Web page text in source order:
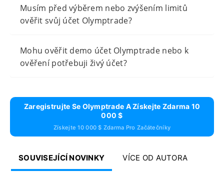
Musím před výběrem nebo zvýšením limitů
ověřit svůj účet Olymptrade?
Mohu ověřit demo účet Olymptrade nebo k
ověření potřebuji živý účet?
Zaregistrujte Se Olymptrade A Získejte Zdarma 10
000 $
Získejte 10 000 $ Zdarma Pro Začátečníky
SOUVISEJÍCÍ NOVINKY VÍCE OD AUTORA